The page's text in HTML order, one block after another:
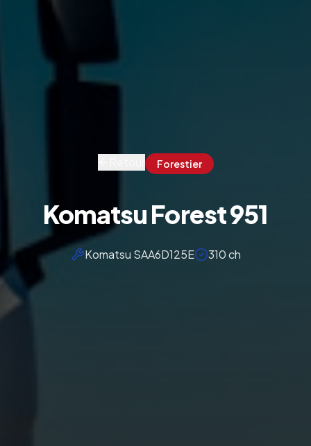
Forestier
Komatsu Forest 951
Komatsu SAA6D125E 310 ch